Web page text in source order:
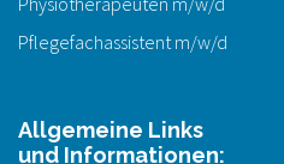
Pflegefachassistent m/w/d
Allgemeine Links
und Informationen: